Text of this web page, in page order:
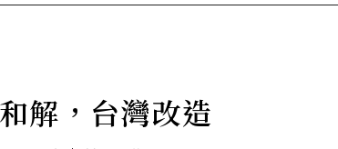
解，台灣改造